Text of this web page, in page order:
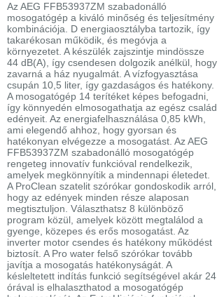
Az AEG FFB53937ZM szabadonálló
mosogatógép a kiváló minőség és teljesítmény
kombinációja. D energiaosztályba tartozik, így
takarékosan működik, és megóvja a
környezetet. A készülék zajszintje mindössze
44 dB(A), így csendesen dolgozik anélkül, hogy
zavarná a ház nyugalmát. A vízfogyasztása
csupán 10,5 liter, így gazdaságos és hatékony.
A mosogatógép 14 terítéket képes befogadni,
így könnyedén elmosogathatja az egész család
edényeit. Az energiafelhasználása 0,85 kWh,
ami elegendő ahhoz, hogy gyorsan és
hatékonyan elvégezze a mosogatást. Az AEG
FFB53937ZM szabadonálló mosogatógép
rengeteg innovatív funkcióval rendelkezik,
amelyek megkönnyítik a mindennapi életedet.
A ProClean szatelit szórókar gondoskodik arról,
hogy az edények minden része alaposan
megtisztuljon. Választhatsz 8 különböző
program közül, amelyek között megtalálod a
gyenge, közepes és erős mosogatást. Az
inverter motor csendes és hatékony működést
biztosít. A Pro water felső szórókar tovább
javítja a mosogatás hatékonyságát. A
késleltetett indítás funkció segítségével akár 24
órával is elhalaszthatod a mosogatógép